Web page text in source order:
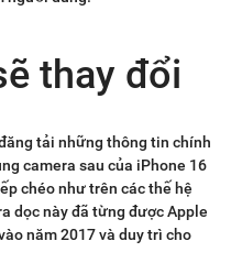
thay đổi
tải những thông tin chính
camera sau của iPhone 16
chéo như trên các thế hệ
dọc này đã từng được Apple
năm 2017 và duy trì cho